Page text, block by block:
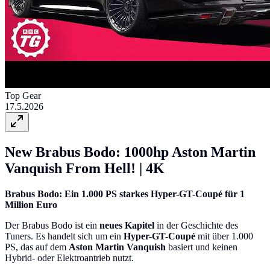
Top Gear
17.5.2026
New Brabus Bodo: 1000hp Aston Martin
Vanquish From Hell! | 4K
Brabus Bodo: Ein 1.000 PS starkes Hyper-GT-Coupé für 1
Million Euro
Der Brabus Bodo ist ein neues Kapitel in der Geschichte des
Tuners. Es handelt sich um ein Hyper-GT-Coupé mit über 1.000
PS, das auf dem Aston Martin Vanquish basiert und keinen
Hybrid- oder Elektroantrieb nutzt.